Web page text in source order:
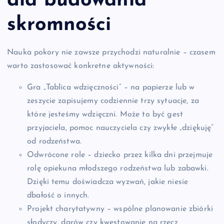
skromności
Nauka pokory nie zawsze przychodzi naturalnie – czasem
warto zastosować konkretne aktywności:
Gra „Tablica wdzięczności” – na papierze lub w
zeszycie zapisujemy codziennie trzy sytuacje, za
które jesteśmy wdzięczni. Może to być gest
przyjaciela, pomoc nauczyciela czy zwykłe „dziękuję”
od rodzeństwa.
Odwrócone role – dziecko przez kilka dni przejmuje
rolę opiekuna młodszego rodzeństwa lub zabawki.
Dzięki temu doświadcza wyzwań, jakie niesie
dbałość o innych.
Projekt charytatywny – wspólne planowanie zbiórki